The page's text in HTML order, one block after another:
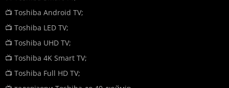
📺 Toshiba Android TV;
📺 Toshiba LED TV;
📺 Toshiba UHD TV;
📺 Toshiba 4K Smart TV;
📺 Toshiba Full HD TV;